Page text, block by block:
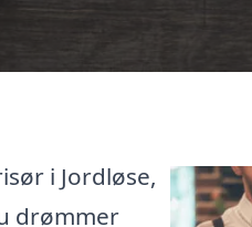
i Jordløse,
drømmer